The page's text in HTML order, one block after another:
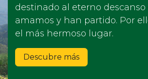
destinado al eterno
amamos y han partido. Por
el más hermoso lugar.
Descubre más